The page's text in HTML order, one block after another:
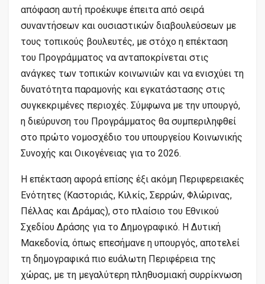
απόφαση αυτή προέκυψε έπειτα από σειρά
συναντήσεων και ουσιαστικών διαβουλεύσεων με
τους τοπικούς βουλευτές, με στόχο η επέκταση
του Προγράμματος να ανταποκρίνεται στις
ανάγκες των τοπικών κοινωνιών και να ενισχύει τη
δυνατότητα παραμονής και εγκατάστασης στις
συγκεκριμένες περιοχές. Σύμφωνα με την υπουργό,
η διεύρυνση του Προγράμματος θα συμπεριληφθεί
στο πρώτο νομοσχέδιο του υπουργείου Κοινωνικής
Συνοχής και Οικογένειας για το 2026.
Η επέκταση αφορά επίσης έξι ακόμη Περιφερειακές
Ενότητες (Καστοριάς, Κιλκίς, Σερρών, Φλώρινας,
Πέλλας και Δράμας), στο πλαίσιο του Εθνικού
Σχεδίου Δράσης για το Δημογραφικό. Η Δυτική
Μακεδονία, όπως επεσήμανε η υπουργός, αποτελεί
τη δημογραφικά πιο ευάλωτη Περιφέρεια της
χώρας, με τη μεγαλύτερη πληθυσμιακή συρρίκνωση